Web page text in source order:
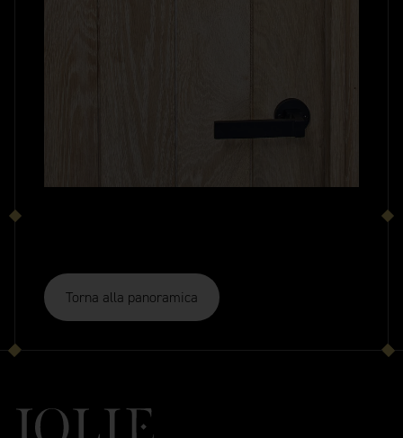
Torna alla panoramica